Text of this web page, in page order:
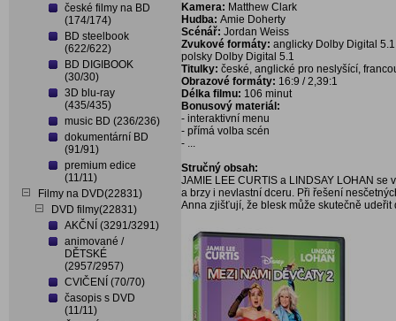
české filmy na BD
(174/174)
BD steelbook
(622/622)
BD DIGIBOOK
(30/30)
3D blu-ray
(435/435)
music BD (236/236)
dokumentární BD
(91/91)
premium edice
(11/11)
Filmy na DVD(22831)
DVD filmy(22831)
AKČNÍ (3291/3291)
animované /
DĚTSKÉ
(2957/2957)
CVIČENÍ (70/70)
časopis s DVD
(11/11)
Kamera: Matthew Clark
Hudba: Amie Doherty
Scénář: Jordan Weiss
Zvukové formáty: anglicky Dolby Digital
polsky Dolby Digital 5.1
Titulky: české, anglické pro neslyšící,
Obrazové formáty: 16:9 / 2,39:1
Délka filmu: 106 minut
Bonusový materiál:
- interaktivní menu
- přímá volba scén
- ...
Stručný obsah:
JAMIE LEE CURTIS a LINDSAY LOHAN
a brzy i nevlastní dceru. Při řešení
Anna zjišťují, že blesk může skutečně udeřit